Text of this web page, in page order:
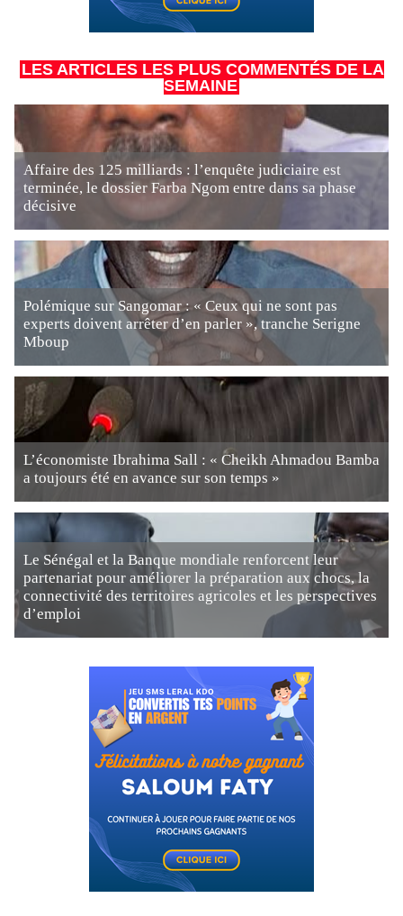
LES ARTICLES LES PLUS COMMENTÉS DE LA
SEMAINE
Affaire des 125 milliards : l’enquête judiciaire est
terminée, le dossier Farba Ngom entre dans sa phase
décisive
Polémique sur Sangomar : « Ceux qui ne sont pas
experts doivent arrêter d’en parler », tranche Serigne
Mboup
L’économiste Ibrahima Sall : « Cheikh Ahmadou Bamba
a toujours été en avance sur son temps »
Le Sénégal et la Banque mondiale renforcent leur
partenariat pour améliorer la préparation aux chocs, la
connectivité des territoires agricoles et les perspectives
d’emploi